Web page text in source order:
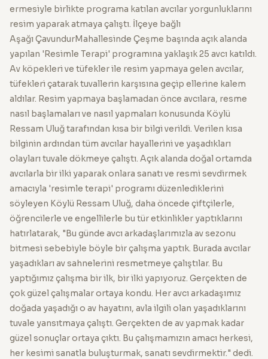
ermesiyle birlikte programa katılan avcılar yorgunluklarını
resim yaparak atmaya çalıştı. İlçeye bağlı
Aşağı ÇavundurMahallesinde Çeşme başında açık alanda
yapılan 'Resimle Terapi' programına yaklaşık 25 avcı katıldı.
Av köpekleri ve tüfekler ile resim yapmaya gelen avcılar,
tüfekleri çatarak tuvallerin karşısına geçip ellerine kalem
aldılar. Resim yapmaya başlamadan önce avcılara, resme
nasıl başlamaları ve nasıl yapmaları konusunda Köylü
Ressam Uluğ tarafından kısa bir bilgi verildi. Verilen kısa
bilginin ardından tüm avcılar hayallerini ve yaşadıkları
olayları tuvale dökmeye çalıştı. Açık alanda doğal ortamda
avcılarla bir ilki yaparak onlara sanatı ve resmi sevdirmek
amacıyla 'resimle terapi' programı düzenlediklerini
söyleyen Köylü Ressam Uluğ, daha öncede çiftçilerle,
öğrencilerle ve engellilerle bu tür etkinlikler yaptıklarını
hatırlatarak, "Bu günde avcı arkadaşlarımızla av sezonu
bitmesi sebebiyle böyle bir çalışma yaptık. Burada avcılar
yaşadıkları av sahnelerini resmetmeye çalıştılar. Bu
yaptığımız çalışma bir ilk, bir ilki yapıyoruz. Gerçekten de
çok güzel çalışmalar ortaya kondu. Her avcı arkadaşımız
doğada yaşadığı o av hayatını, avla ilgili olan yaşadıklarını
tuvale yansıtmaya çalıştı. Gerçekten de av yapmak kadar
güzel sonuçlar ortaya çıktı. Bu çalışmamızın amacı herkesi,
her kesimi sanatla buluşturmak, sanatı sevdirmektir." dedi.